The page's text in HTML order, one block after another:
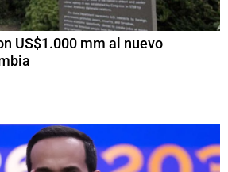
US$1.000 mm al nuevo